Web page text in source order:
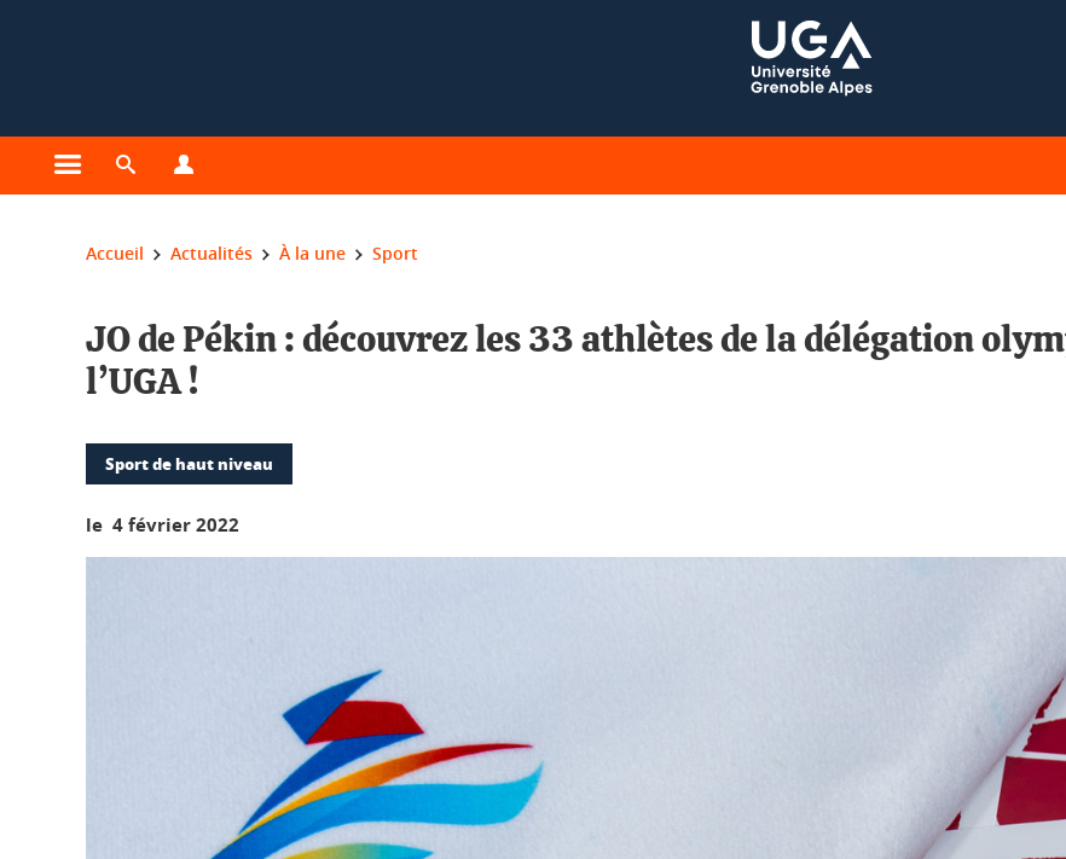
Ouvrir le menu principal
Ouvrir le moteur de recherche
Vous êtes ici :
Accueil Actualités À la une Sport
JO de Pékin : découvrez les 33 athlètes de la délégation
l’UGA !
Sport de haut niveau
le 4 février 2022